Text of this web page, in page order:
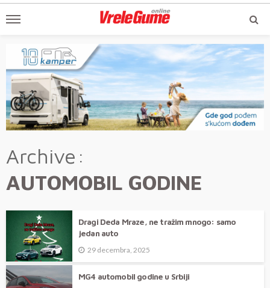
Archive
AUTOMOBIL GODINE
Dragi Deda Mraze, ne tražim mnogo: samo
jedan auto
29 decembra, 2025
MG4 automobil godine u Srbiji